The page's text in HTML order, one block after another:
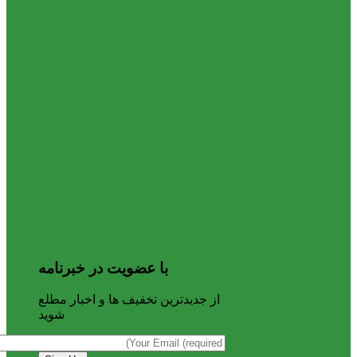
با عضویت در خبرنامه
از جدیدترین تخفیف ها و اخبار مطلع
شوید